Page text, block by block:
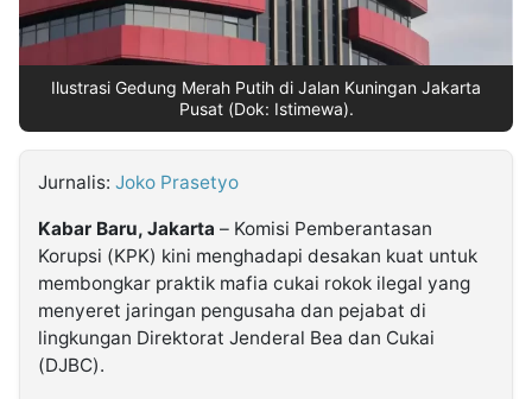
Kabarbaru.co
2026
Ilustrasi Gedung Merah Putih di Jalan Kuningan Jakarta
Pusat (Dok: Istimewa).
Jurnalis: Joko Prasetyo
Kabar Baru, Jakarta – Komisi Pemberantasan
Korupsi (KPK) kini menghadapi desakan kuat untuk
membongkar praktik mafia cukai rokok ilegal yang
menyeret jaringan pengusaha dan pejabat di
lingkungan Direktorat Jenderal Bea dan Cukai
(DJBC).